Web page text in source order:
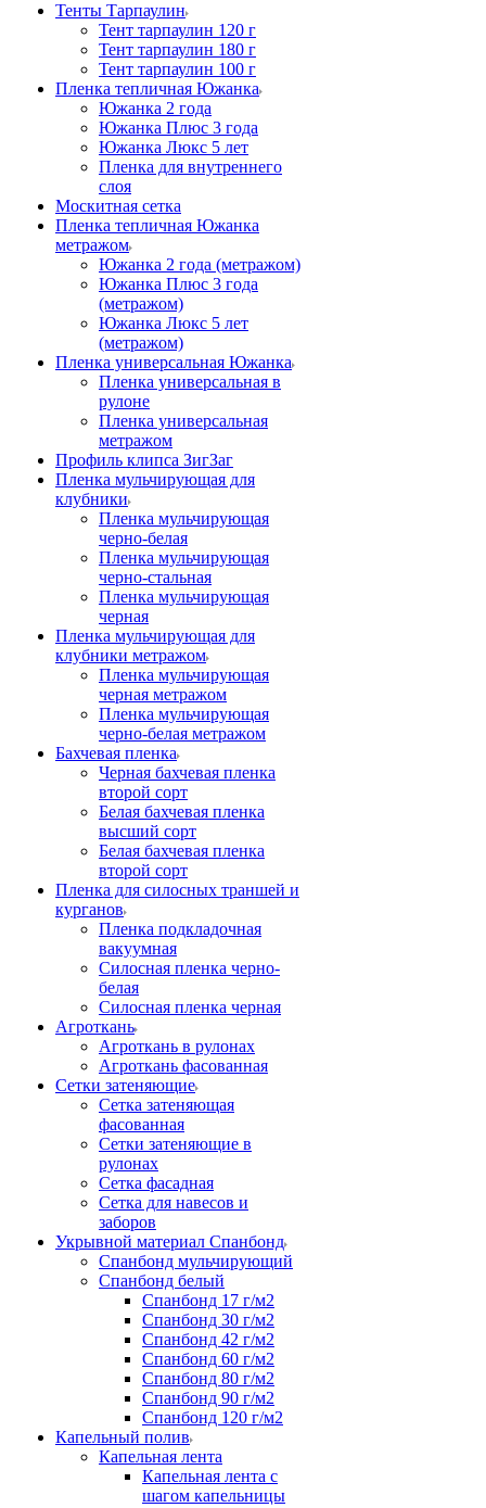
Тенты Тарпаулин
Тент тарпаулин 120 г
Тент тарпаулин 180 г
Тент тарпаулин 100 г
Пленка тепличная Южанка
Южанка 2 года
Южанка Плюс 3 года
Южанка Люкс 5 лет
Пленка для внутреннего
слоя
Москитная сетка
Пленка тепличная Южанка
метражом
Южанка 2 года (метражом)
Южанка Плюс 3 года
(метражом)
Южанка Люкс 5 лет
(метражом)
Пленка универсальная Южанка
Пленка универсальная в
рулоне
Пленка универсальная
метражом
Профиль клипса ЗигЗаг
Пленка мульчирующая для
клубники
Пленка мульчирующая
черно-белая
Пленка мульчирующая
черно-стальная
Пленка мульчирующая
черная
Пленка мульчирующая для
клубники метражом
Пленка мульчирующая
черная метражом
Пленка мульчирующая
черно-белая метражом
Бахчевая пленка
Черная бахчевая пленка
второй сорт
Белая бахчевая пленка
высший сорт
Белая бахчевая пленка
второй сорт
Пленка для силосных траншей и
курганов
Пленка подкладочная
вакуумная
Силосная пленка черно-
белая
Силосная пленка черная
Агроткань
Агроткань в рулонах
Агроткань фасованная
Сетки затеняющие
Сетка затеняющая
фасованная
Сетки затеняющие в
рулонах
Сетка фасадная
Сетка для навесов и
заборов
Укрывной материал Спанбонд
Спанбонд мульчирующий
Спанбонд белый
Спанбонд 17 г/м2
Спанбонд 30 г/м2
Спанбонд 42 г/м2
Спанбонд 60 г/м2
Спанбонд 80 г/м2
Спанбонд 90 г/м2
Спанбонд 120 г/м2
Капельный полив
Капельная лента
Капельная лента с
шагом капельницы